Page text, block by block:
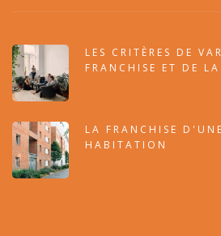
LES CRITÈRES DE
FRANCHISE ET DE
LA FRANCHISE
HABITATION